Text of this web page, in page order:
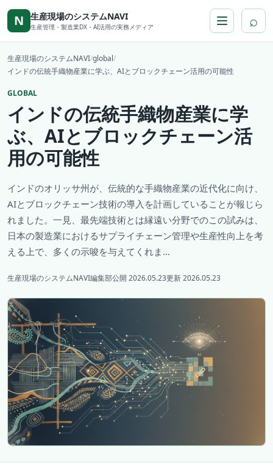
本文へ移動
N 生産現場のシステムNAVI
生産管理・製造業DX・AI活用の実務メディア ⌕
生産現場のシステムNAVI/global/
インドの伝統手織物産業に学ぶ、AIとブロックチェーン活用の可能性
GLOBAL
インドの伝統手織物産業に学
ぶ、AIとブロックチェーン活
用の可能性
インドのオリッサ州が、伝統的な手織物産業の近代化に向け、
AIとブロックチェーン技術の導入を計画していることが報じら
れました。一見、最先端技術とは縁遠い分野でのこの試みは、
日本の製造業におけるサプライチェーン管理や生産性向上を考
える上で、多くの示唆を与えてくれま...
生産現場のシステムNAVI編集部公開 2026.05.23更新 2026.05.23